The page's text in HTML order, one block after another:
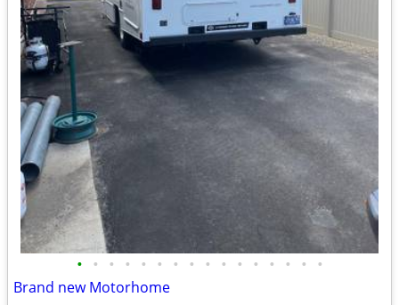
• • • • • • • • • • • • • • • •
Brand new Motorhome